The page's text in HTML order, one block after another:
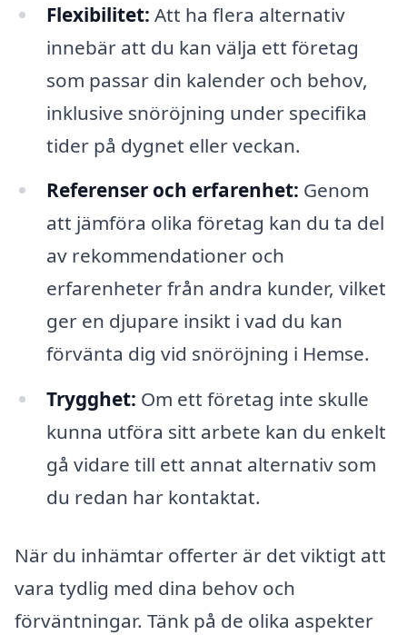
Flexibilitet: Att ha flera alternativ
innebär att du kan välja ett företag
som passar din kalender och behov,
inklusive snöröjning under specifika
tider på dygnet eller veckan.
Referenser och erfarenhet: Genom
att jämföra olika företag kan du ta del
av rekommendationer och
erfarenheter från andra kunder, vilket
ger en djupare insikt i vad du kan
förvänta dig vid snöröjning i Hemse.
Trygghet: Om ett företag inte skulle
kunna utföra sitt arbete kan du enkelt
gå vidare till ett annat alternativ som
du redan har kontaktat.
När du inhämtar offerter är det viktigt att
vara tydlig med dina behov och
förväntningar. Tänk på de olika aspekter